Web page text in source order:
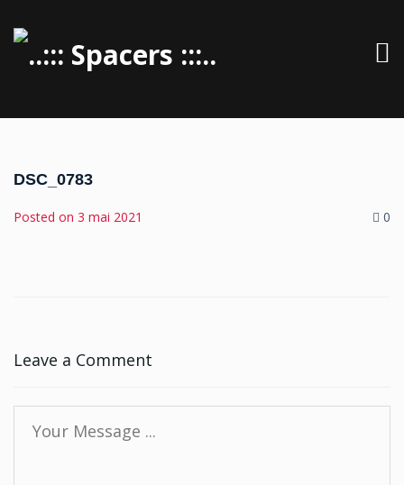
DSC_0783
Posted on 3 mai 2021 0
Leave a Comment